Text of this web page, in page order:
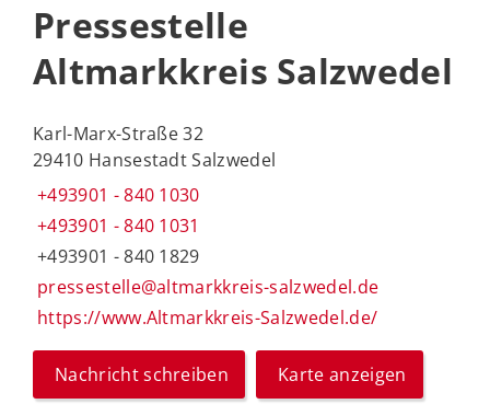
Pressestelle
Altmarkkreis Salzwedel
Karl-Marx-Straße 32
29410 Hansestadt Salzwedel
+493901 - 840 1030
+493901 - 840 1031
+493901 - 840 1829
pressestelle@altmarkkreis-salzwedel.de
https://www.Altmarkkreis-Salzwedel.de/
Nachricht schreiben Karte anzeigen